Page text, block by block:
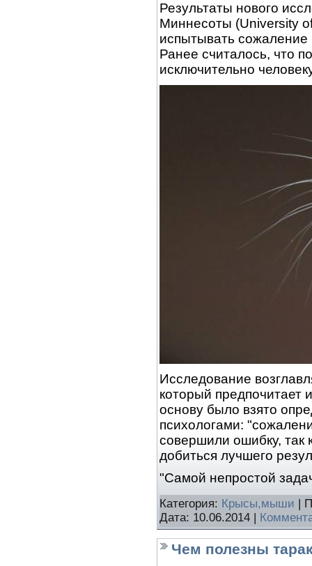
Результаты нового
Миннесоты (University
испытывать
Ранее считалось, что
исключительно
Исследование
который предпочитает
основу было взято
психологами:
совершили ошибку, так
добиться лучшего
"Самой непростой
Категория: Крысы,мыши |
Дата: 10.06.2014 |
Чем полезны